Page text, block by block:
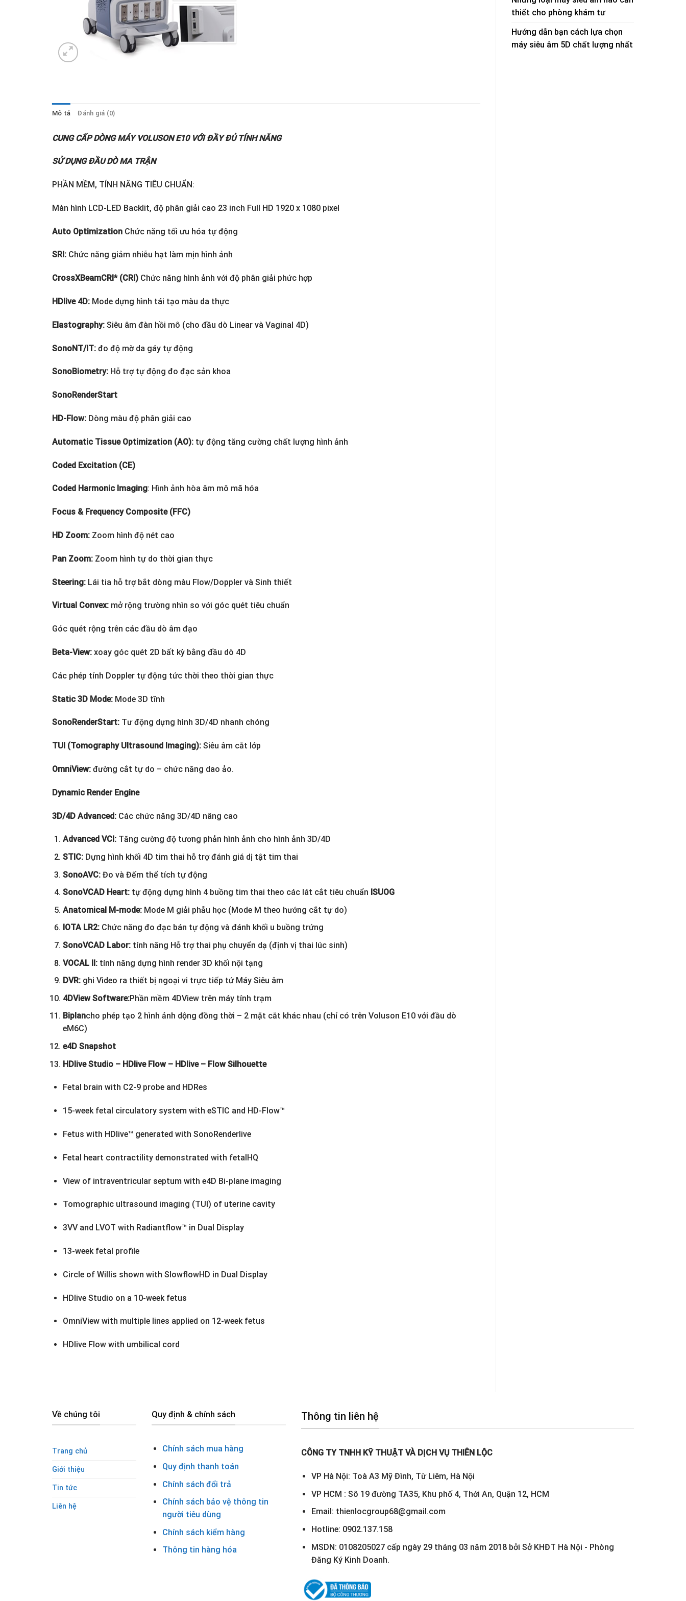
thiết cho phòng khám tư
Hướng dẫn bạn cách lựa chọn
máy siêu âm 5D chất lượng nhất
Mô tả Đánh giá (0)
CUNG CẤP DÒNG MÁY VOLUSON E10 VỚI ĐẦY ĐỦ TÍNH NĂNG
SỬ DỤNG ĐẦU DÒ MA TRẬN
PHẦN MỀM, TÍNH NĂNG TIÊU CHUẨN:
Màn hình LCD-LED Backlit, độ phân giải cao 23 inch Full HD 1920 x 1080 pixel
Auto Optimization Chức năng tối ưu hóa tự động
SRI: Chức năng giảm nhiễu hạt làm mịn hình ảnh
CrossXBeamCRI* (CRI) Chức năng hình ảnh với độ phân giải phức hợp
HDlive 4D: Mode dựng hình tái tạo màu da thực
Elastography: Siêu âm đàn hồi mô (cho đầu dò Linear và Vaginal 4D)
SonoNT/IT: đo độ mờ da gáy tự động
SonoBiometry: Hỗ trợ tự động đo đạc sản khoa
SonoRenderStart
HD-Flow: Dòng màu độ phân giải cao
Automatic Tissue Optimization (AO): tự động tăng cường chất lượng hình ảnh
Coded Excitation (CE)
Coded Harmonic Imaging: Hình ảnh hòa âm mô mã hóa
Focus & Frequency Composite (FFC)
HD Zoom: Zoom hình độ nét cao
Pan Zoom: Zoom hình tự do thời gian thực
Steering: Lái tia hỗ trợ bắt dòng màu Flow/Doppler và Sinh thiết
Virtual Convex: mở rộng trường nhìn so với góc quét tiêu chuẩn
Góc quét rộng trên các đầu dò âm đạo
Beta-View: xoay góc quét 2D bất kỳ bằng đầu dò 4D
Các phép tính Doppler tự động tức thời theo thời gian thực
Static 3D Mode: Mode 3D tĩnh
SonoRenderStart: Tư động dựng hình 3D/4D nhanh chóng
TUI (Tomography Ultrasound Imaging): Siêu âm cắt lớp
OmniView: đường cắt tự do – chức năng dao ảo.
Dynamic Render Engine
3D/4D Advanced: Các chức năng 3D/4D nâng cao
Advanced VCI: Tăng cường độ tương phản hình ảnh cho hình ảnh 3D/4D
STIC: Dựng hình khối 4D tim thai hỗ trợ đánh giá dị tật tim thai
SonoAVC:Đo và Đếm thể tích tự động
SonoVCAD Heart: tự động dựng hình 4 buồng tim thai theo các lát cắt tiêu chuẩn ISUOG
Anatomical M-mode: Mode M giải phẫu học (Mode M theo hướng cắt tự do)
IOTA LR2: Chức năng đo đạc bán tự động và đánh khối u buồng trứng
SonoVCAD Labor: tính năng Hỗ trợ thai phụ chuyển dạ (định vị thai lúc sinh)
VOCAL II: tính năng dựng hình render 3D khối nội tạng
DVR: ghi Video ra thiết bị ngoại vi trực tiếp tứ Máy Siêu âm
4DView Software:Phần mềm 4DView trên máy tính trạm
Biplancho phép tạo 2 hình ảnh dộng đồng thời – 2 mặt cắt khác nhau (chỉ có trên Voluson E10 với đầu dò
eM6C)
e4D Snapshot
HDlive Studio – HDlive Flow – HDlive – Flow Silhouette
Fetal brain with C2-9 probe and HDRes
15-week fetal circulatory system with eSTIC and HD-Flow™
Fetus with HDlive™ generated with SonoRenderlive
Fetal heart contractility demonstrated with fetalHQ
View of intraventricular septum with e4D Bi-plane imaging
Tomographic ultrasound imaging (TUI) of uterine cavity
3VV and LVOT with Radiantflow™ in Dual Display
13-week fetal profile
Circle of Willis shown with SlowflowHD in Dual Display
HDlive Studio on a 10-week fetus
OmniView with multiple lines applied on 12-week fetus
HDlive Flow with umbilical cord
Về chúng tôi
Trang chủ
Giới thiệu
Tin tức
Liên hệ
Quy định & chính sách
Chính sách mua hàng
Quy định thanh toán
Chính sách đổi trả
Chính sách bảo vệ thông tin
người tiêu dùng
Chính sách kiểm hàng
Thông tin hàng hóa
Thông tin liên hệ
CÔNG TY TNHH KỸ THUẬT VÀ DỊCH VỤ THIÊN LỘC
VP Hà Nội: Toà A3 Mỹ Đình, Từ Liêm, Hà Nội
VP HCM : Sô 19 đường TA35, Khu phố 4, Thới An, Quận 12, HCM
Email: thienlocgroup68@gmail.com
Hotline: 0902.137.158
MSDN: 0108205027 cấp ngày 29 tháng 03 năm 2018 bởi Sở KHĐT Hà Nội - Phòng
Đăng Ký Kinh Doanh.